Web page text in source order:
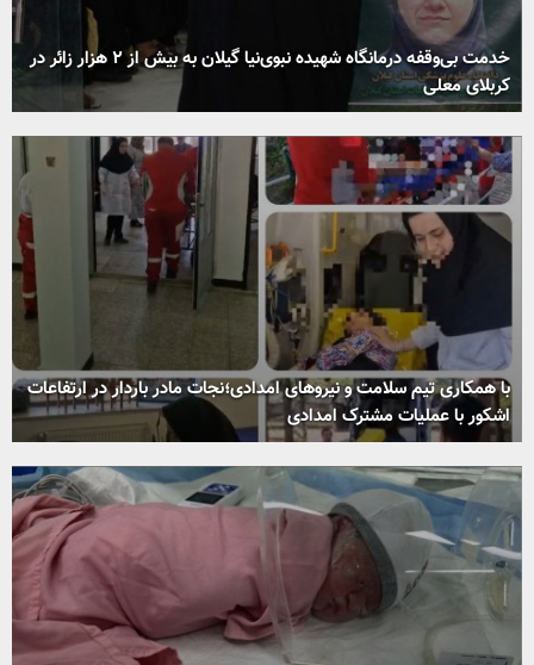
خدمت بی‌وقفه درمانگاه شهیده نبوی‌نیا گیلان به بیش از ۲ هزار زائر در
کربلای معلی
با همکاری تیم سلامت و نیروهای امدادی؛نجات مادر باردار در ارتفاعات
اشکور با عملیات مشترک امدادی